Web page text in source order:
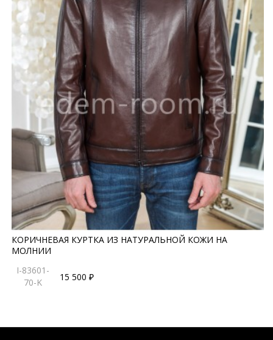
КОРИЧНЕВАЯ КУРТКА ИЗ НАТУРАЛЬНОЙ КОЖИ НА
МОЛНИИ
I-83601-
70-K
15 500 ₽